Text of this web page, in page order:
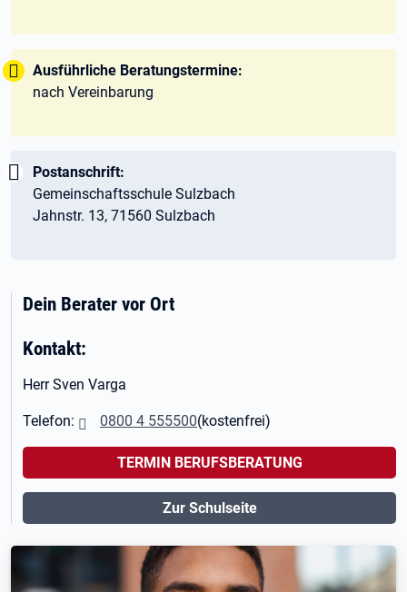
Tipp:
Ausführliche Beratungstermine:
nach Vereinbarung
Wichtig:
Postanschrift:
Gemeinschaftsschule Sulzbach
Jahnstr. 13, 71560 Sulzbach
Dein Berater vor Ort
Kontakt:
Herr Sven Varga
Telefon: 0800 4 555500(kostenfrei)
TERMIN BERUFSBERATUNG
Zur Schulseite